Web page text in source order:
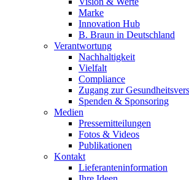
Marke
Innovation Hub
B. Braun in Deutschland
Verantwortung
Nachhaltigkeit
Vielfalt
Compliance
Zugang zur
Spenden & Sponsoring
Medien
Pressemitteilungen
Fotos & Videos
Publikationen
Kontakt
Lieferanteninformation